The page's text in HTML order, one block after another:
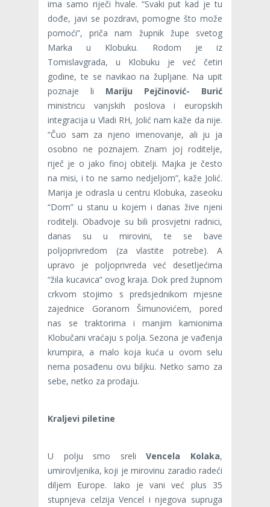
ima samo riječi hvale. “Svaki put kad je tu
dođe, javi se pozdravi, pomogne što može
pomoći”, priča nam župnik župe svetog
Marka u Klobuku. Rodom je iz
Tomislavgrada, u Klobuku je već četiri
godine, te se navikao na župljane. Na upit
poznaje li Mariju Pejčinović- Burić
ministricu vanjskih poslova i europskih
integracija u Vladi RH, Jolić nam kaže da nije.
“Čuo sam za njeno imenovanje, ali ju ja
osobno ne poznajem. Znam joj roditelje,
riječ je o jako finoj obitelji. Majka je često
na misi, i to ne samo nedjeljom”, kaže Jolić.
Marija je odrasla u centru Klobuka, zaseoku
“Dom” u stanu u kojem i danas žive njeni
roditelji. Obadvoje su bili prosvjetni radnici,
danas su u mirovini, te se bave
poljoprivredom (za vlastite potrebe). A
upravo je poljoprivreda već desetljećima
“žila kucavica” ovog kraja. Dok pred župnom
crkvom stojimo s predsjednikom mjesne
zajednice Goranom Šimunovićem, pored
nas se traktorima i manjim kamionima
Klobučani vraćaju s polja. Sezona je vađenja
krumpira, a malo koja kuća u ovom selu
nema posađenu ovu biljku. Netko samo za
sebe, netko za prodaju.
Kraljevi piletine
U polju smo sreliVencela Kolaka,
umirovljenika, koji je mirovinu zaradio radeći
diljem Europe. Iako je vani već plus 35
stupnjeva celzija Vencel i njegova supruga